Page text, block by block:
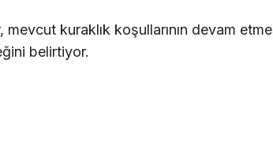
mevcut kuraklık koşullarının devam
belirtiyor.